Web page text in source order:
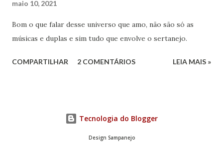
maio 10, 2021
Bom o que falar desse universo que amo, não são só as
músicas e duplas e sim tudo que envolve o sertanejo.
COMPARTILHAR 2 COMENTÁRIOS LEIA MAIS »
Tecnologia do Blogger
Design Sampanejo